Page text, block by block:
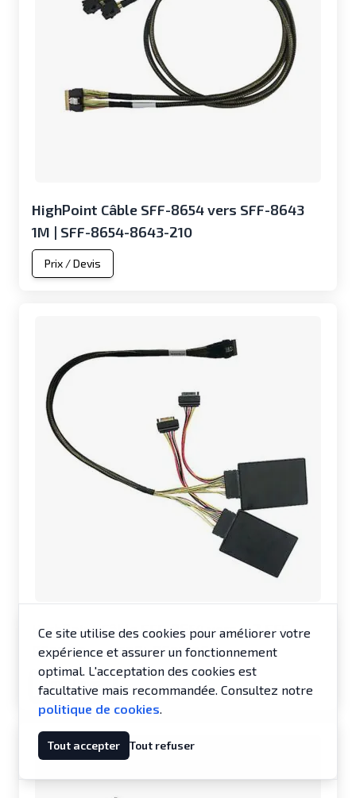
HighPoint Câble SFF-8654 vers SFF-8643
1M | SFF-8654-8643-210
Prix / Devis
HighPoint Câble SFF-8654 vers U.2 SFF-
8639 60cm | TS8i-8639-060
Prix / Devis
Ce site utilise des cookies pour améliorer votre
expérience et assurer un fonctionnement
optimal. L'acceptation des cookies est
facultative mais recommandée. Consultez notre
politique de cookies.
Tout accepter Tout refuser